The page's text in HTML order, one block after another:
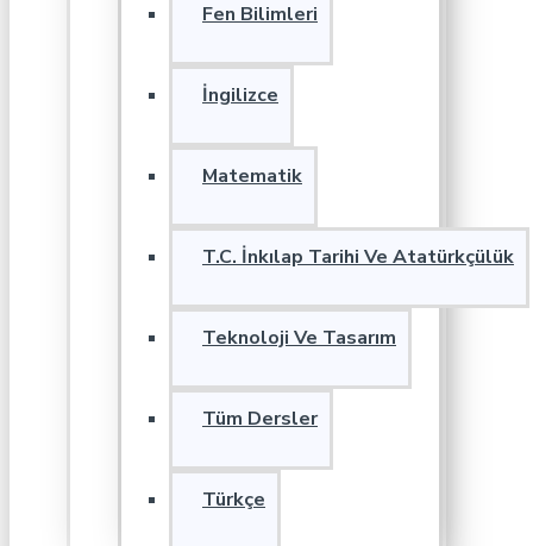
Fen Bilimleri
İngilizce
Matematik
T.C. İnkılap Tarihi Ve Atatürkçülük
Teknoloji Ve Tasarım
Tüm Dersler
Türkçe